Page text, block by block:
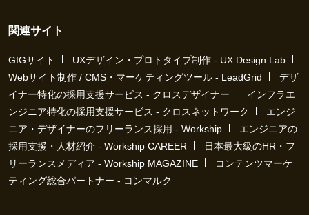
関連サイト
GIGサイト
UXデザイン・プロトタイプ制作 - UX Design Lab
Webサイト制作 / CMS・マーケティングツール - LeadGrid
デザ
イナー特化の採用支援サービス - クロスデザイナー
インフラエ
ンジニア特化の採用支援サービス - クロスネットワーク
エンジ
ニア・デザイナーのフリーランス採用 - Workship
エンジニアの
採用支援・人材紹介 - Workship CAREER
日本最大級のHR・フ
リーランスメディア - Workship MAGAZINE
コンテンツマーケ
ティング総合パートナー - コンマルク